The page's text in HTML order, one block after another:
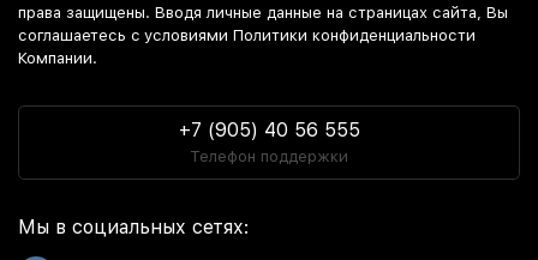
права защищены. Вводя личные данные на страницах сайта, Вы
соглашаетесь c условиями Политики конфиденциальности
Компании.
+7 (905) 40 56 555
Телефон поддержки
Мы в социальных сетях: